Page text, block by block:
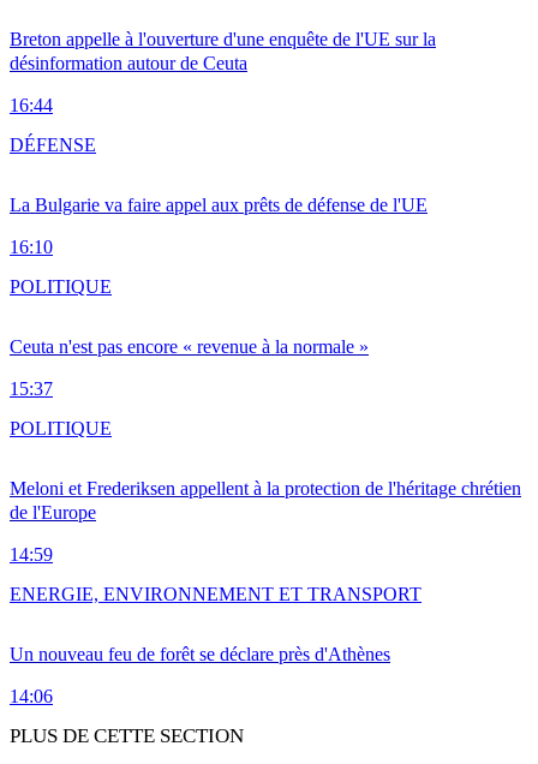
Breton appelle à l'ouverture d'une enquête de l'UE sur la
désinformation autour de Ceuta
16:44
La Bulgarie va faire appel aux prêts de défense de l'UE
16:10
DÉFENSE
Ceuta n'est pas encore « revenue à la normale »
15:37
POLITIQUE
Meloni et Frederiksen appellent à la protection de l'héritage chrétien
de l'Europe
14:59
POLITIQUE
Un nouveau feu de forêt se déclare près d'Athènes
14:06
ENERGIE, ENVIRONNEMENT ET TRANSPORT
PLUS DE CETTE SECTION